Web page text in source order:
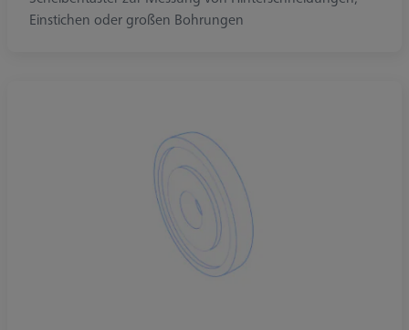
Einstichen oder großen Bohrungen